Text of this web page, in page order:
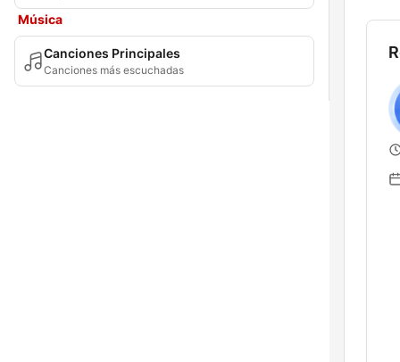
Música
Canciones Principales
Canciones más escuchadas